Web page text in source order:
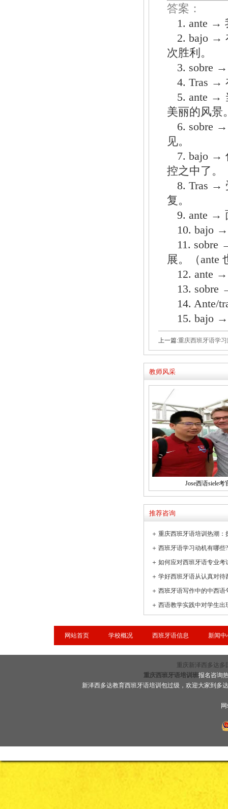
答案：
1. ante →
2. bajo →
次胜利。
3. sobre
4. Tras →
5. ante →
美丽的风景
6. sobre
见。
7. bajo →
控之中了。
8. Tras →
复。
9. ante →
10. bajo
11. sobre
展。（ante
12. ante
13. sobre
14. Ante/
15. bajo
上一篇:重庆西班牙语学
教师风采
Jose西语siele考
推荐咨询
＋
＋
＋ 如何应对西班牙语专业考
＋ 学好西班牙语从认真对待
＋ 西班牙语写作中的中西语
＋
网站首页 学校概况 西班牙语信息 新闻中
重庆新泽西多达多
重庆西班牙语培训班报名咨询
新泽西多达教育西班牙语培训包过级，欢迎大家到多